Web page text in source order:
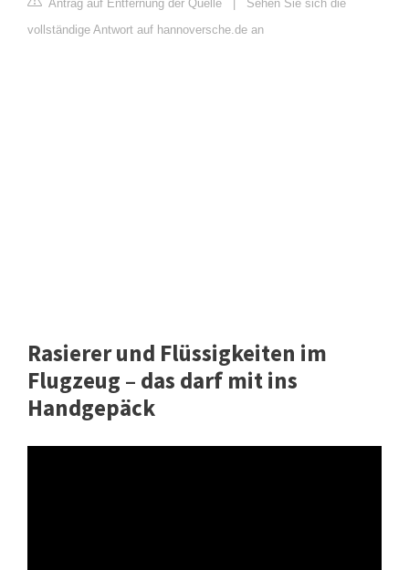
Antrag auf Entfernung der Quelle
Sehen Sie sich die
vollständige Antwort auf hannoversche.de an
Rasierer und Flüssigkeiten im
Flugzeug – das darf mit ins
Handgepäck